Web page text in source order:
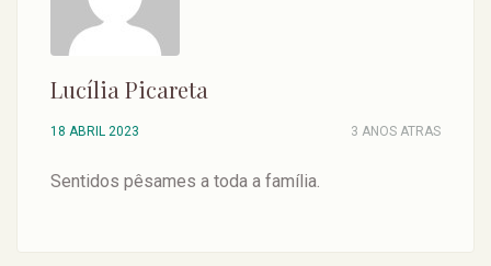
Lucília Picareta
18 ABRIL 2023 3 ANOS ATRAS
Sentidos pêsames a toda a família.